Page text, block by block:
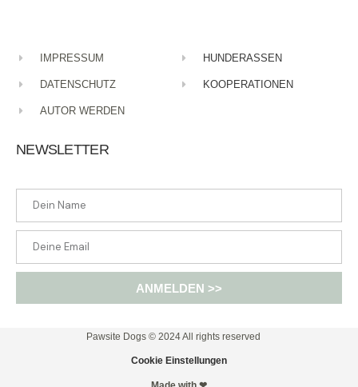
IMPRESSUM
DATENSCHUTZ
AUTOR WERDEN
HUNDERASSEN
KOOPERATIONEN
NEWSLETTER
ANMELDEN >>
Pawsite Dogs © 2024 All rights reserved​
Cookie Einstellungen